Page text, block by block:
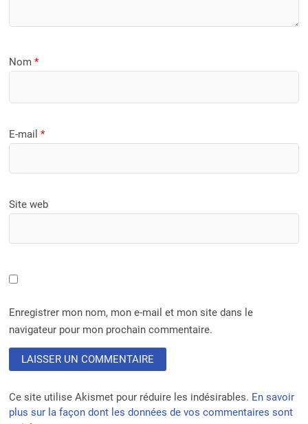
Nom*
E-mail*
Site web
Enregistrer mon nom, mon e-mail et mon site dans le
navigateur pour mon prochain commentaire.
Ce site utilise Akismet pour réduire les indésirables. En savoir
plus sur la façon dont les données de vos commentaires sont